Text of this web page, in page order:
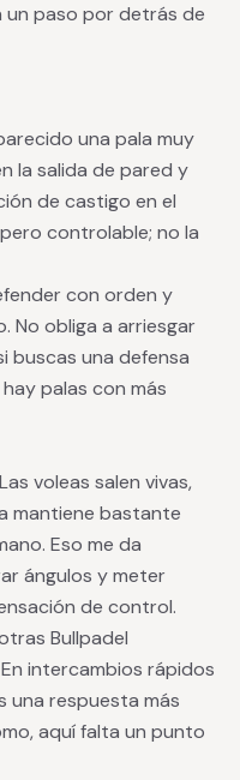
paso por detrás de
una pala muy
la salida de pared y
de castigo en el
controlable; no la
con orden y
No obliga a arriesgar
buscas una defensa
palas con más
voleas salen vivas,
mantiene bastante
Eso me da
ángulos y meter
de control.
Bullpadel
intercambios rápidos
una respuesta más
aquí falta un punto